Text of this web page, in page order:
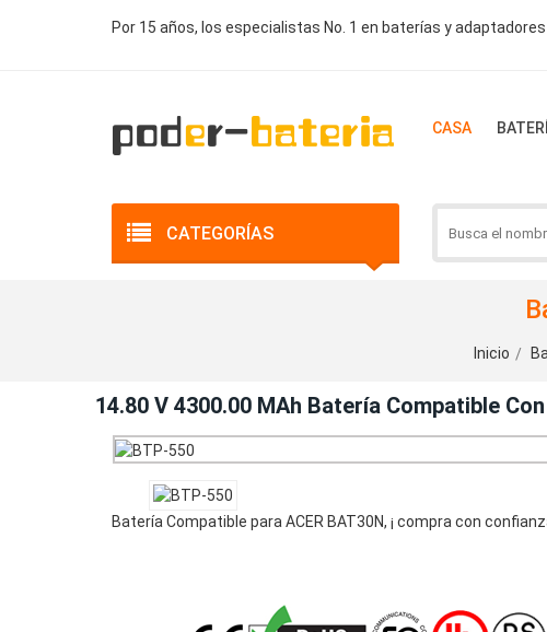
Por 15 años, los especialistas No. 1 en baterías y adaptadores
CASA
CATEGORÍAS
Inicio
14.80 V 4300.00 MAh Batería Compatible Con
Batería Compatible para ACER BAT30N, ¡ compra con